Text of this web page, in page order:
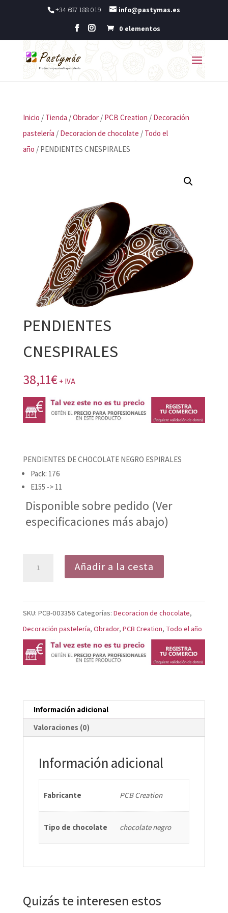
+34 687 188 019 info@pastymas.es
0 elementos
Inicio / Tienda /Obrador/ PCB Creation / Decoración
pastelería / Decoracion de chocolate / Todo el
año / PENDIENTES CNESPIRALES
PENDIENTES
CNESPIRALES
38,11€ + IVA
PENDIENTES DE CHOCOLATE NEGRO ESPIRALES
Pack: 176
E155 -> 11
Disponible sobre pedido (Ver
especificaciones más abajo)
CNESPIRALES
Añadir a la cesta
SKU: PCB-003356 Categorías: Decoracion de chocolate,
Decoración pastelería, Obrador, PCB Creation, Todo el año
Información adicional
Valoraciones (0)
Información adicional
Fabricante PCB Creation
Tipo de chocolate chocolate negro
Quizás te interesen estos